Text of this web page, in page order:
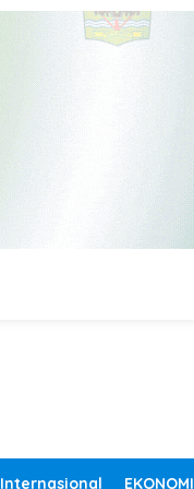
Internasional EKONOMI